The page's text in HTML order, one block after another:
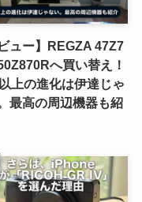
ビュー】REGZA 47Z7
へ買い替え！
上の進化は伊達じゃ
最高の周辺機器も紹